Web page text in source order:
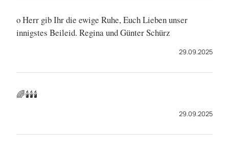
o Herr gib Ihr die ewige Ruhe, Euch Lieben unser
innigstes Beileid. Regina und Günter Schürz
29.09.2025
🌈🕯️🕯️🕯️
29.09.2025